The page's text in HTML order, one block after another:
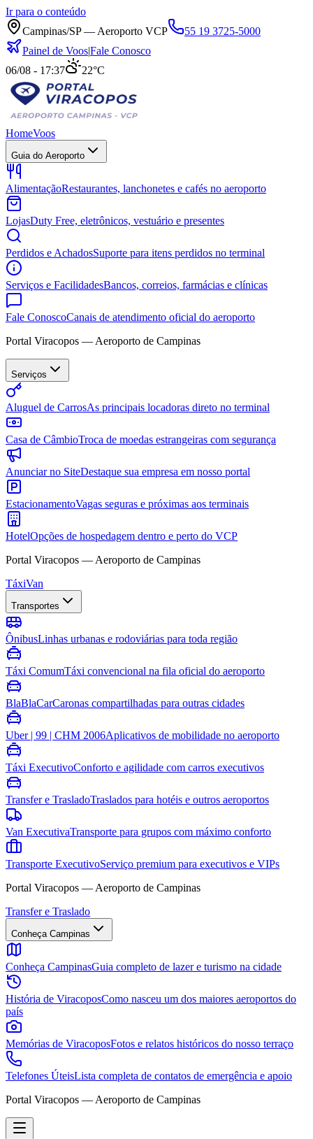
Ir para o conteúdo
Campinas/SP — Aeroporto VCP
55 19 3725-5000
Painel de Voos|Fale Conosco
06/08 - 17:37
22°C
HomeVoos
Guia do Aeroporto
AlimentaçãoRestaurantes, lanchonetes e cafés no aeroporto
LojasDuty Free, eletrônicos, vestuário e presentes
Perdidos e AchadosSuporte para itens perdidos no terminal
Serviços e FacilidadesBancos, correios, farmácias e clínicas
Fale ConoscoCanais de atendimento oficial do aeroporto
Portal Viracopos — Aeroporto de Campinas
Serviços
Aluguel de CarrosAs principais locadoras direto no terminal
Casa de CâmbioTroca de moedas estrangeiras com segurança
Anunciar no SiteDestaque sua empresa em nosso portal
EstacionamentoVagas seguras e próximas aos terminais
HotelOpções de hospedagem dentro e perto do VCP
Portal Viracopos — Aeroporto de Campinas
TáxiVan
Transportes
ÔnibusLinhas urbanas e rodoviárias para toda região
Táxi ComumTáxi convencional na fila oficial do aeroporto
BlaBlaCarCaronas compartilhadas para outras cidades
Uber | 99 | CHM 2006Aplicativos de mobilidade no aeroporto
Táxi ExecutivoConforto e agilidade com carros executivos
Transfer e TrasladoTraslados para hotéis e outros aeroportos
Van ExecutivaTransporte para grupos com máximo conforto
Transporte ExecutivoServiço premium para executivos e VIPs
Portal Viracopos — Aeroporto de Campinas
Transfer e Traslado
Conheça Campinas
Conheça CampinasGuia completo de lazer e turismo na cidade
História de ViracoposComo nasceu um dos maiores aeroportos do
país
Memórias de ViracoposFotos e relatos históricos do nosso terraço
Telefones ÚteisLista completa de contatos de emergência e apoio
Portal Viracopos — Aeroporto de Campinas